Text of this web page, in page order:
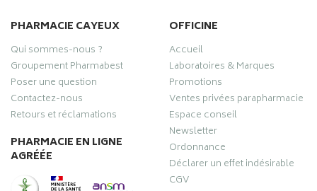
PHARMACIE CAYEUX
Qui sommes-nous ?
Groupement Pharmabest
Poser une question
Contactez-nous
Retours et réclamations
PHARMACIE EN LIGNE
AGRÉÉE
OFFICINE
Accueil
Laboratoires & Marques
Promotions
Ventes privées parapharmacie
Espace conseil
Newsletter
Ordonnance
Déclarer un effet indésirable
CGV